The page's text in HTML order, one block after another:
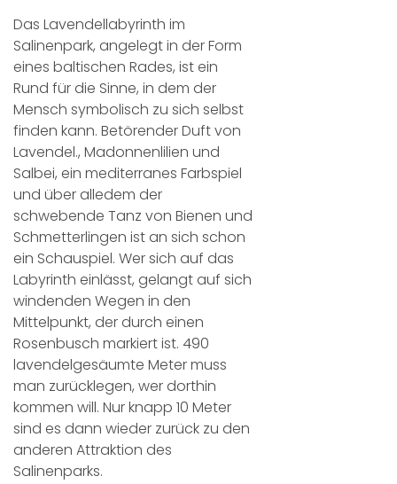
Das Lavendellabyrinth im
Salinenpark, angelegt in der Form
eines baltischen Rades, ist ein
Rund für die Sinne, in dem der
Mensch symbolisch zu sich selbst
finden kann. Betörender Duft von
Lavendel., Madonnenlilien und
Salbei, ein mediterranes Farbspiel
und über alledem der
schwebende Tanz von Bienen und
Schmetterlingen ist an sich schon
ein Schauspiel. Wer sich auf das
Labyrinth einlässt, gelangt auf sich
windenden Wegen in den
Mittelpunkt, der durch einen
Rosenbusch markiert ist. 490
lavendelgesäumte Meter muss
man zurücklegen, wer dorthin
kommen will. Nur knapp 10 Meter
sind es dann wieder zurück zu den
anderen Attraktion des
Salinenparks.